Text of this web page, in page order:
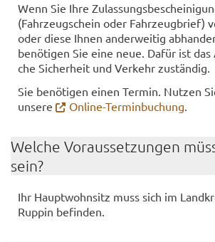
Wenn Sie Ihre
(Fahr­zeug­schein oder Fahr­zeug­brief)
oder diese Ihnen an­der­wei­tig
be­nö­ti­gen Sie eine neue. Dafür ist
che Si­cher­heit und Ver­kehr zu­stän­dig.
Sie be­nö­ti­gen einen Ter­min. Nut­zen
un­se­re
Online-​Terminbuchung.
Wel­che Vor­aus­set­zun­gen
sein?
Ihr Haupt­wohn­sitz muss sich im
Ruppin be­fin­den.